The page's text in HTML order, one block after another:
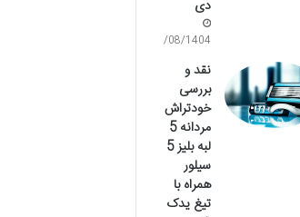
دی
14/08/1404
نقد و
بررسی
خودتراش
مردانه 5
لبه بلیز 5
سیلور
همراه با
تیغ یدک